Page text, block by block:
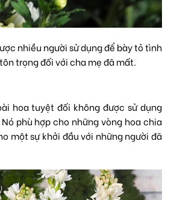
nhiều người sử dụng để bày tỏ tình
trọng đối với cha mẹ đã mất.
hoa tuyệt đối không được sử dụng
phù hợp cho những vòng hoa chia
một sự khởi đầu với những người đã